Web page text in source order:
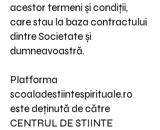
acestor termeni și condiții,
care stau la baza contractului
dintre Societate și
dumneavoastră.
Platforma
scoaladestiintespirituale.ro
este deținută de către
CENTRUL DE STIINTE